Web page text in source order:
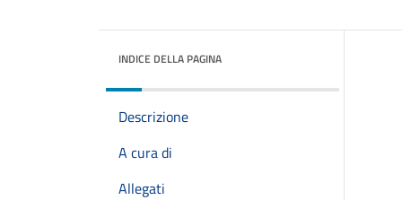
INDICE DELLA PAGINA
Descrizione
A cura di
Allegati